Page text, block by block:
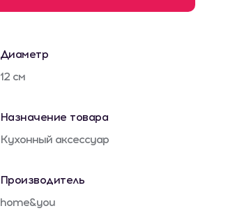
Диаметр
12 см
Назначение товара
Кухонный аксессуар
Производитель
home&you